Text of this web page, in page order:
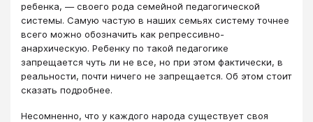
ребенка, ― своего рода семейной педагогической
системы. Самую частую в наших семьях систему точнее
всего можно обозначить как репрессивно-
анархическую. Ребенку по такой педагогике
запрещается чуть ли не все, но при этом фактически, в
реальности, почти ничего не запрещается. Об этом стоит
сказать подробнее.
Несомненно, что у каждого народа существует своя